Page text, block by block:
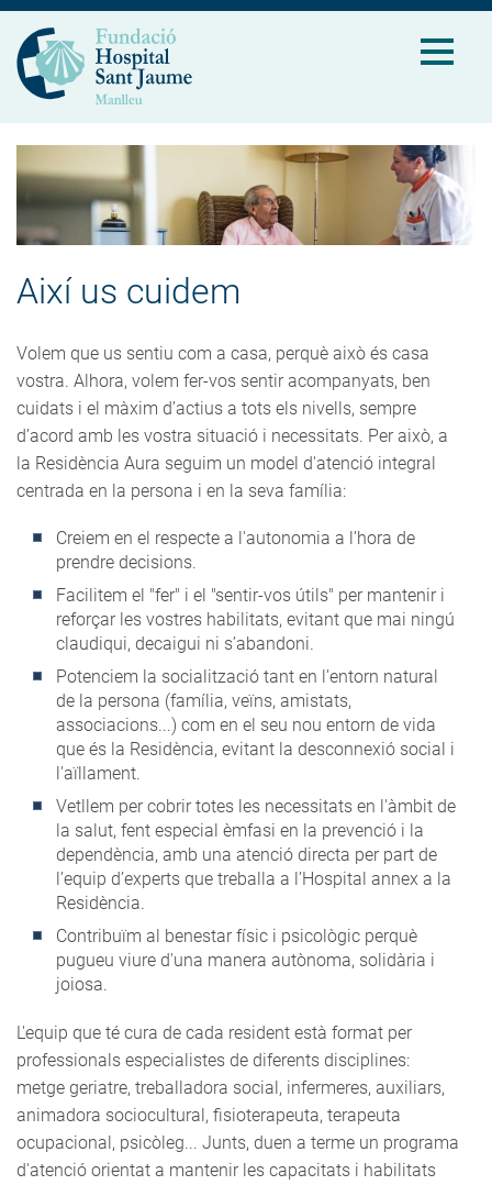
Així us cuidem
Volem que us sentiu com a casa, perquè això és casa
vostra. Alhora, volem fer-vos sentir acompanyats, ben
cuidats i el màxim d’actius a tots els nivells, sempre
d’acord amb les vostra situació i necessitats. Per això, a
la Residència Aura seguim un model d'atenció integral
centrada en la persona i en la seva família:
Creiem en el respecte a l'autonomia a l’hora de
prendre decisions.
Facilitem el "fer" i el "sentir-vos útils" per mantenir i
reforçar les vostres habilitats, evitant que mai ningú
claudiqui, decaigui ni s’abandoni.
Potenciem la socialització tant en l’entorn natural
de la persona (família, veïns, amistats,
associacions...) com en el seu nou entorn de vida
que és la Residència, evitant la desconnexió social i
l'aïllament.
Vetllem per cobrir totes les necessitats en l'àmbit de
la salut, fent especial èmfasi en la prevenció i la
dependència, amb una atenció directa per part de
l’equip d’experts que treballa a l’Hospital annex a la
Residència.
Contribuïm al benestar físic i psicològic perquè
pugueu viure d'una manera autònoma, solidària i
joiosa.
L'equip que té cura de cada resident està format per
professionals especialistes de diferents disciplines:
metge geriatre, treballadora social, infermeres, auxiliars,
animadora sociocultural, fisioterapeuta, terapeuta
ocupacional, psicòleg... Junts, duen a terme un programa
d'atenció orientat a mantenir les capacitats i habilitats